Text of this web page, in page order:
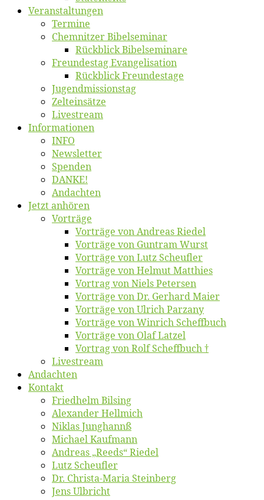
Ver­an­stal­tun­gen
Ter­mi­ne
Chemnit­zer Bibelseminar
Rück­blick Bibelseminare
Freun­des­tag Evangelisation
Rück­blick Freundestage
Jugend­mis­sions­tag
Zelt­ein­sät­ze
Live­stream
Informatio­nen
INFO
News­let­ter
Spen­den
DANKE!
An­dach­ten
Jetzt an­hö­ren
Vor­trä­ge
Vor­trä­ge von An­dre­as Riedel
Vor­trä­ge von Gun­tram Wurst
Vor­trä­ge von Lutz Scheufler
Vor­trä­ge von Hel­mut Matthies
Vor­trag von Niels Petersen
Vor­trä­ge von Dr. Ger­hard Maier
Vor­trä­ge von Ul­rich Parzany
Vor­trä­ge von Win­rich Scheffbuch
Vor­trä­ge von Olaf Latzel
Vor­trag von Rolf Scheffbuch †
Live­stream
An­dach­ten
Kon­takt
Fried­helm Bilsing
Alex­an­der Hellmich
Ni­klas Junghannß
Mi­cha­el Kaufmann
An­dre­as „Reeds“ Riedel
Lutz Scheuf­ler
Dr. Chris­­ta-Ma­ria Steinberg
Jens Ulb­richt